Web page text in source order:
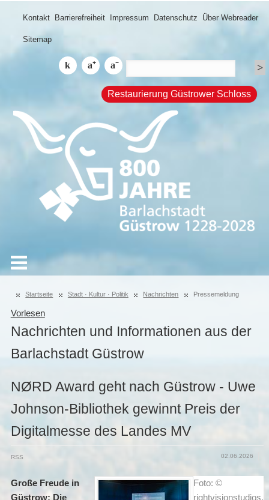
Kontakt Barrierefreiheit Impressum Datenschutz Über Webreader
Sitemap
Restaurierung Güstrower Schloss
Startseite Stadt · Kultur · Politik Nachrichten Pressemeldung
Vorlesen
Nachrichten und Informationen aus der
Barlachstadt Güstrow
NØRD Award geht nach Güstrow - Uwe
Johnson-Bibliothek gewinnt Preis der
Digitalmesse des Landes MV
02.06.2026
RSS
Foto: ©
rightvisionstudios,
Große Freude in
Güstrow: Die